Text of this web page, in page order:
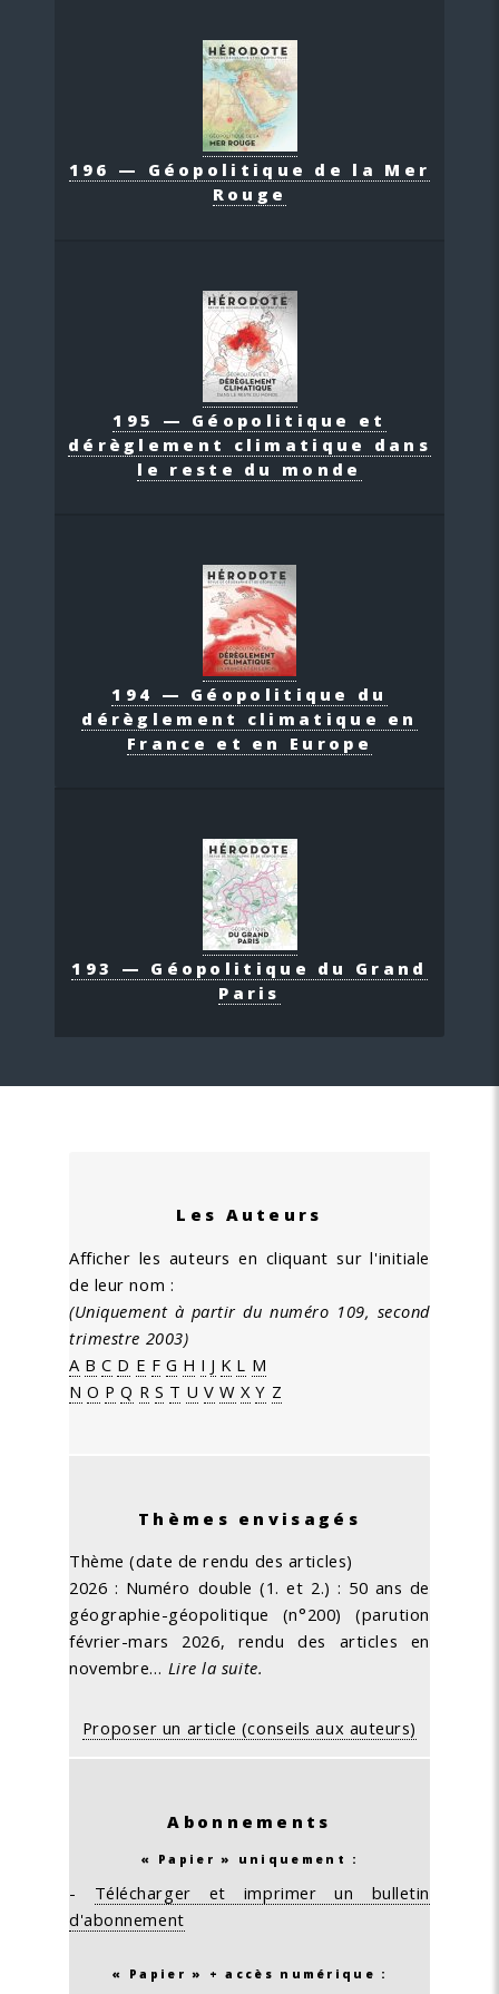
196 — Géopolitique de la Mer
Rouge
195 — Géopolitique et
dérèglement climatique dans
le reste du monde
194 — Géopolitique du
dérèglement climatique en
France et en Europe
193 — Géopolitique du Grand
Paris
Les Auteurs
Afficher les auteurs en cliquant sur l'initiale
de leur nom :
(Uniquement à partir du numéro 109, second
trimestre 2003)
A B C D E F G H I J K L M
N O P Q R S T U V W X Y Z
Thèmes envisagés
Thème (date de rendu des articles)
2026 : Numéro double (1. et 2.) : 50 ans de
géographie-géopolitique (n°200) (parution
février-mars 2026, rendu des articles en
novembre… Lire la suite.
Proposer un article (conseils aux auteurs)
Abonnements
« Papier » uniquement :
- Télécharger et imprimer un bulletin
d'abonnement
« Papier » + accès numérique :